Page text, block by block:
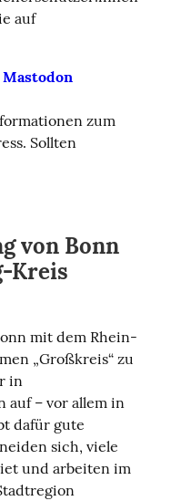
auf
zum
Sollten
von Bonn
Kreis
mit dem Rhein-
„Großkreis“ zu
in
auf – vor allem in
dafür gute
sich, viele
und arbeiten im